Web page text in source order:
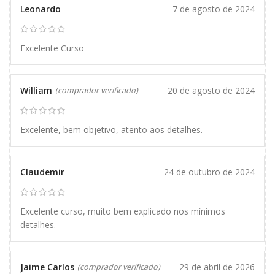
Leonardo 7 de agosto de 2024
Excelente Curso
William (comprador verificado) 20 de agosto de 2024
Excelente, bem objetivo, atento aos detalhes.
Claudemir 24 de outubro de 2024
Excelente curso, muito bem explicado nos mínimos
detalhes.
Jaime Carlos (comprador verificado) 29 de abril de 2026